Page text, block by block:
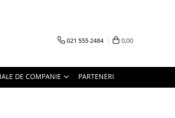
021 555 2484 0,00
DE COMPANIE PARTENERI